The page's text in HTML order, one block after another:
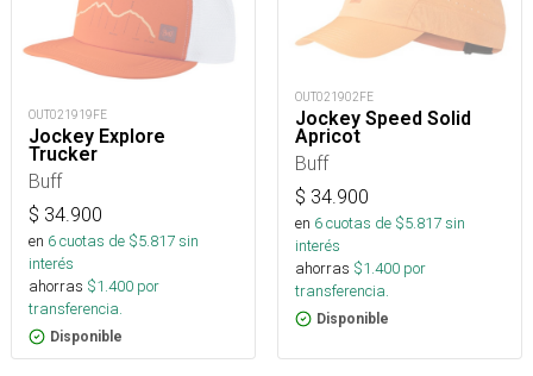
OUT021919FE
Jockey Explore
Trucker
Buff
$ 34.900
en 6cuotas de $5.817sin
interés
ahorras $1.400 por
transferencia.
Disponible
OUT021902FE
Jockey Speed Solid
Apricot
Buff
$ 34.900
en 6cuotas de $5.817sin
interés
ahorras $1.400 por
transferencia.
Disponible